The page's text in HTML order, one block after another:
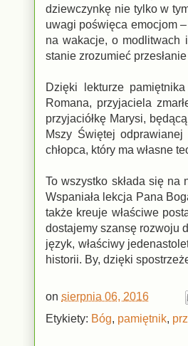
dziewczynkę nie tylko w
uwagi poświęca emocjom
na wakacje, o modlitwach
stanie zrozumieć
Dzięki lekturze
Romana, przyjaciela
przyjaciółkę Marysi,
Mszy Świętej
chłopca, który ma własne
To wszystko składa się
Wspaniała lekcja Pana
także kreuje właściwe
dostajemy szansę rozwoju
język, właściwy
historii. By, dzięki
on sierpnia 06, 2016
Etykiety: Bóg, pamiętnik,